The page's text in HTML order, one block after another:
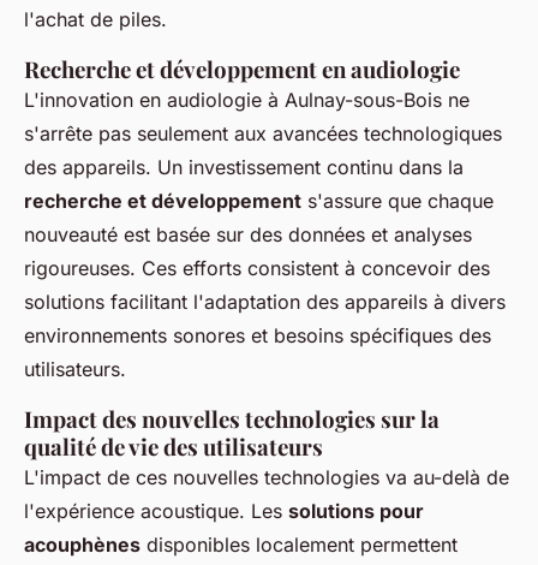
l'achat de piles.
Recherche et développement en audiologie
L'innovation en audiologie à Aulnay-sous-Bois ne
s'arrête pas seulement aux avancées technologiques
des appareils. Un investissement continu dans la
recherche et développement s'assure que chaque
nouveauté est basée sur des données et analyses
rigoureuses. Ces efforts consistent à concevoir des
solutions facilitant l'adaptation des appareils à divers
environnements sonores et besoins spécifiques des
utilisateurs.
Impact des nouvelles technologies sur la
qualité de vie des utilisateurs
L'impact de ces nouvelles technologies va au-delà de
l'expérience acoustique. Les solutions pour
acouphènes disponibles localement permettent